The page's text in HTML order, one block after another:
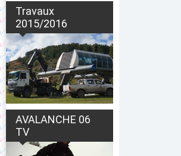
Travaux
2015/2016
AVALANCHE 06
TV